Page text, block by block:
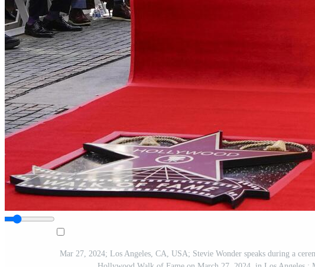
Mar 27, 2024; Los Angeles, CA, USA; Stevie Wonder speaks during a